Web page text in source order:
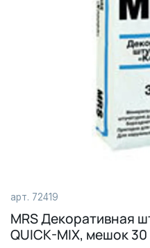
арт. 72419
MRS Декоративная
QUICK-MIX, мешок 30